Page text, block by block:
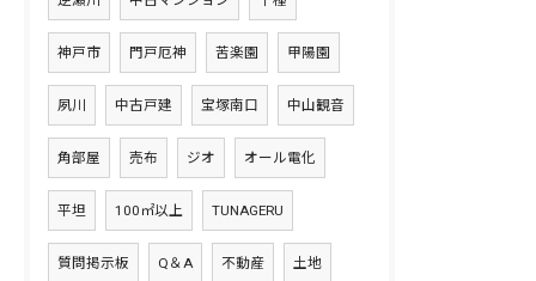
神戸市 門戸厄神 苦楽園 甲陽園
夙川 中古戸建 宝塚南口 中山観音
角部屋 売布 ジオ オール電化
平坦 100㎡以上 TUNAGERU
質問掲示板 Q＆A 不動産 土地